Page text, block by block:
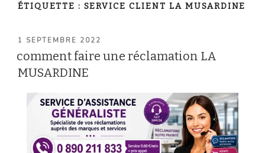
ÉTIQUETTE : SERVICE CLIENT LA MUSARDINE
PUBLIÉ
1 SEPTEMBRE 2022
comment faire une réclamation LA
MUSARDINE